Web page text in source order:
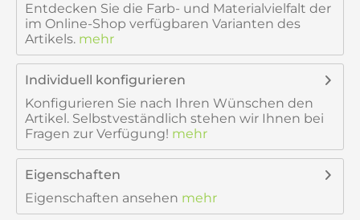
Entdecken Sie die Farb- und Materialvielfalt der
im Online-Shop verfügbaren Varianten des
Artikels. mehr
Individuell konfigurieren
Konfigurieren Sie nach Ihren Wünschen den
Artikel. Selbstveständlich stehen wir Ihnen bei
Fragen zur Verfügung! mehr
Eigenschaften
Eigenschaften ansehen mehr